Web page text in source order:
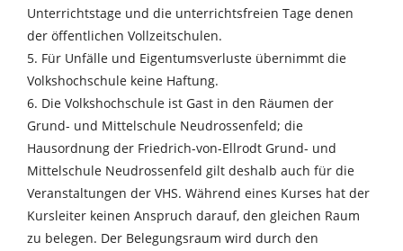
Unterrichtstage und die unterrichtsfreien Tage denen
der öffentlichen Vollzeitschulen.
5. Für Unfälle und Eigentumsverluste übernimmt die
Volkshochschule keine Haftung.
6. Die Volkshochschule ist Gast in den Räumen der
Grund- und Mittelschule Neudrossenfeld; die
Hausordnung der Friedrich-von-Ellrodt Grund- und
Mittelschule Neudrossenfeld gilt deshalb auch für die
Veranstaltungen der VHS. Während eines Kurses hat der
Kursleiter keinen Anspruch darauf, den gleichen Raum
zu belegen. Der Belegungsraum wird durch den